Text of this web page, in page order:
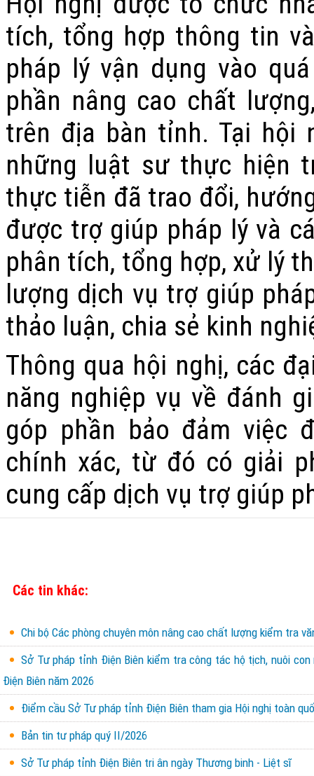
tích, tổng hợp thông tin
pháp lý vận dụng vào
phần nâng cao chất
trên địa bàn tỉnh. Tại hội
những luật sư thực hiện
thực tiễn đã trao đổi,
được trợ giúp pháp lý và
phân tích, tổng hợp, xử lý
lượng dịch vụ trợ giúp
thảo luận, chia sẻ kinh
Thông qua hội nghị, các
năng nghiệp vụ về đánh
góp phần bảo đảm việc
chính xác, từ đó có giải
cung cấp dịch vụ trợ giúp
Các tin khác:
Chi bộ Các phòng chuyên môn nâng cao chất lượng kiểm tra
Sở Tư pháp tỉnh Điện Biên kiểm tra công tác hộ tịch, nuôi
Điện Biên năm 2026
Điểm cầu Sở Tư pháp tỉnh Điện Biên tham gia Hội nghị toàn
Bản tin tư pháp quý II/2026
Sở Tư pháp tỉnh Điện Biên tri ân ngày Thương binh - Liệt sĩ